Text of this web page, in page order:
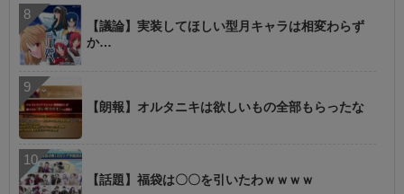
【議論】実装してほしい型月キャラは相変わらず
か…
【朗報】オルタニキは欲しいもの全部もらったな
【話題】福袋は〇〇を引いたわｗｗｗｗ